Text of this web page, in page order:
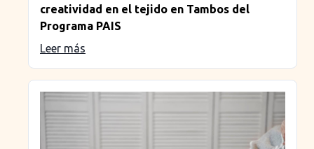
creatividad en el tejido en Tambos del
Programa PAIS
Leer más